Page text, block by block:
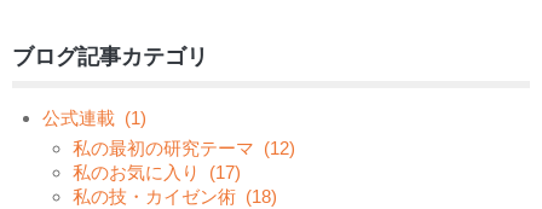
ブログ記事カテゴリ
公式連載 (1)
私の最初の研究テーマ (12)
私のお気に入り
(17)
私の技・カイゼン術 (18)